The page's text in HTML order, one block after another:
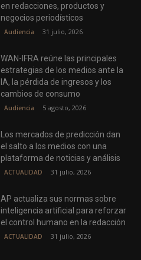
en redacciones, productos y
negocios periodísticos
Audiencia 31 julio, 2026
WAN-IFRA reúne las principales
estrategias de los medios ante la
IA, la pérdida de ingresos y los
cambios de consumo
Audiencia 5 agosto, 2026
Los mercados de predicción dan
el salto a los medios con una
plataforma de noticias y análisis
ACTUALIDAD 31 julio, 2026
AP actualiza sus normas sobre
inteligencia artificial para reforzar
el control humano en la redacción
ACTUALIDAD 31 julio, 2026